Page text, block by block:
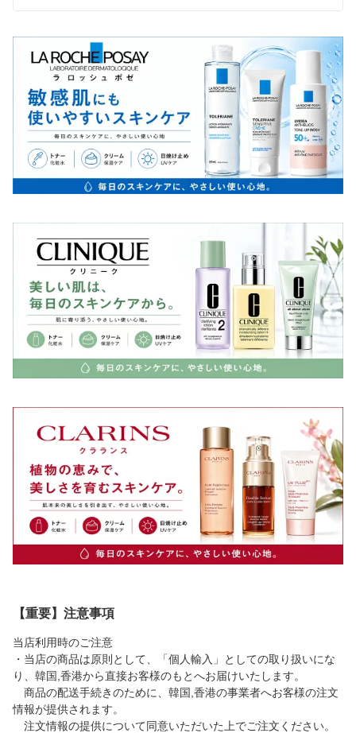
【重要】注意事項
当店利用時のご注意
・当店の商品は原則として、「個人輸入」としての取り扱いにな
り、韓国,香港から直接お客様のもとへお届けいたします。
商品の配送手続きのために、韓国,香港の事業者へお客様の注文
情報が提供されます。
注文情報の提供について同意いただいた上でご注文ください。